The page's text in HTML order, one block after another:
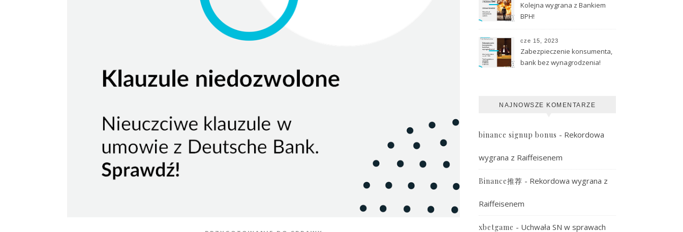
Kolejna wygrana z Bankiem
BPH!
cze 15, 2023
Zabezpieczenie konsumenta,
bank bez wynagrodzenia!
NAJNOWSZE KOMENTARZE
binance signup bonus - Rekordowa
wygrana z Raiffeisenem
Binance推荐 - Rekordowa wygrana z
Raiffeisenem
xbetgame - Uchwała SN w sprawach